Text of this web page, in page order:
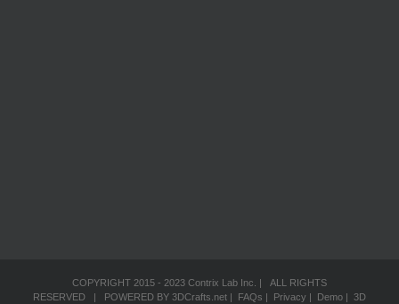
COPYRIGHT 2015 - 2023 Contrix Lab Inc. | ALL RIGHTS
RESERVED | POWERED BY 3DCrafts.net | FAQs | Privacy | Demo | 3D